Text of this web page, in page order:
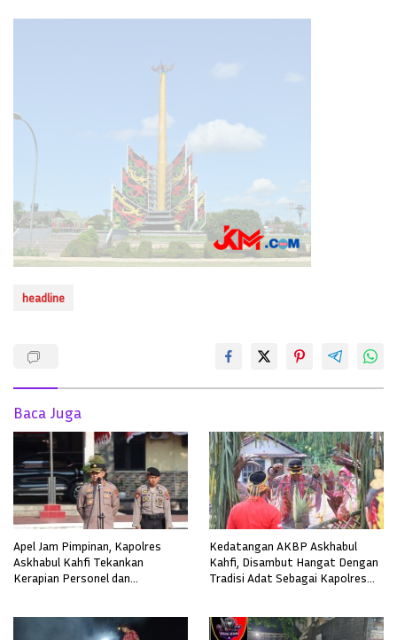
headline
Baca Juga
Apel Jam Pimpinan, Kapolres
Askhabul Kahfi Tekankan
Kerapian Personel dan
Kedatangan AKBP Askhabul
Kahfi, Disambut Hangat Dengan
Tradisi Adat Sebagai Kapolres